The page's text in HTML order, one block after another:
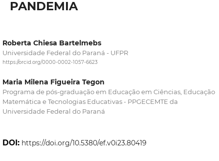
PANDEMIA
Roberta Chiesa Bartelmebs
Universidade Federal do Paraná - UFPR
https://orcid.org/0000-0002-1057-6623
Maria Milena Figueira Tegon
Programa de pós-graduação em Educação em Ciências, Educação
Matemática e Tecnologias Educativas - PPGECEMTE da
Universidade Federal do Paraná
DOI: https://doi.org/10.5380/ef.v0i23.80419